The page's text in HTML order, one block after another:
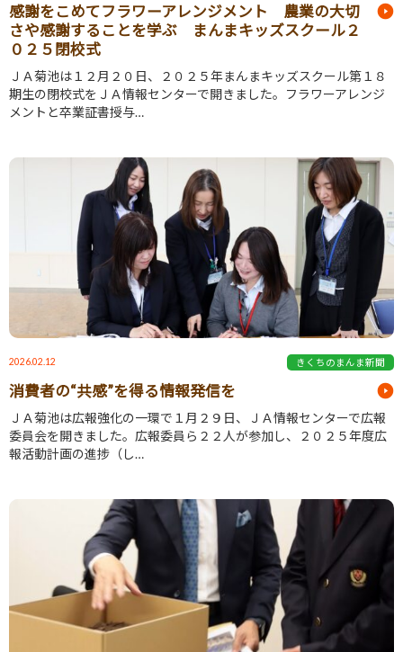
感謝をこめてフラワーアレンジメント 農業の大切
さや感謝することを学ぶ まんまキッズスクール２
０２５閉校式
ＪＡ菊池は１２月２０日、２０２５年まんまキッズスクール第１８
期生の閉校式をＪＡ情報センターで開きました。フラワーアレンジ
メントと卒業証書授与…
2026.02.12 きくちのまんま新聞
消費者の“共感”を得る情報発信を
ＪＡ菊池は広報強化の一環で１月２９日、ＪＡ情報センターで広報
委員会を開きました。広報委員ら２２人が参加し、２０２５年度広
報活動計画の進捗（し…